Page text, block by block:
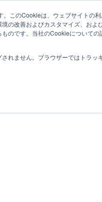
このCookieは、ウェブサイトの
の改善およびカスタマイズ、お
のです。当社のCookieについて
れません。ブラウザーではトラ
入事例セミナー・イベント